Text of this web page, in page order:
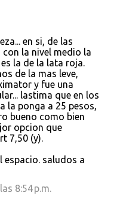
en si, de las
la nivel medio la
la de la lata roja.
de la mas leve,
y fue una
lastima que en los
la ponga a 25 pesos,
bueno como bien
opcion que
7,50 (y).
espacio. saludos a
8:54 p.m.